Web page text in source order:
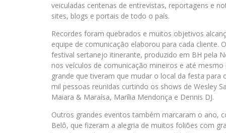
veiculadas centenas de entrevistas, reportagens e
sites, blogs e portais de todo o país.
Recordes foram quebrados e muitos objetivos
equipe de comunicação elaborou para cada cliente.
festival sertanejo itinerante, produzido em BH pela
nos veículos de comunicação mineiros e até
grande que tiveram que mudar o local da festa
mil pessoas reunidas curtindo os shows de Wesley
Maiara & Maraísa, Marília Mendonça e Dennis DJ.
Outros grandes eventos também marcaram o ano,
Belô, que fizeram a alegria de muitos foliões com